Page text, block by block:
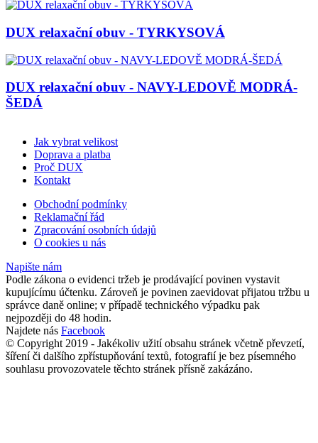
DUX relaxační obuv - TYRKYSOVÁ
DUX relaxační obuv - NAVY-LEDOVĚ MODRÁ-
ŠEDÁ
Jak vybrat velikost
Doprava a platba
Proč DUX
Kontakt
Obchodní podmínky
Reklamační řád
Zpracování osobních údajů
O cookies u nás
Napište nám
Podle zákona o evidenci tržeb je prodávající povinen vystavit
kupujícímu účtenku. Zároveň je povinen zaevidovat přijatou tržbu u
správce daně online; v případě technického výpadku pak
nejpozději do 48 hodin.
Najdete nás Facebook
© Copyright 2019 - Jakékoliv užití obsahu stránek včetně převzetí,
šíření či dalšího zpřístupňování textů, fotografií je bez písemného
souhlasu provozovatele těchto stránek přísně zakázáno.